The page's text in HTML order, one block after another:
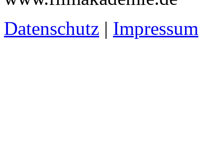
Datenschutz | Impressum